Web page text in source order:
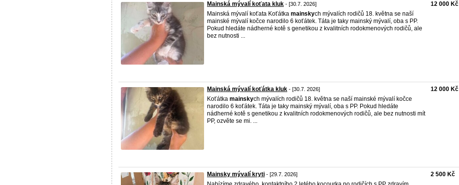
Mainská mývalí koťata kluk - [30.7. 2026]
Mainská mývalí koťata Koťátka mainskych mývalích rodičů 18. května se naší
mainské mývalí kočce narodilo 6 koťátek. Táta je taky mainský mývalí, oba s PP.
Pokud hledáte nádherné kotě s genetikou z kvalitních rodokmenových rodičů, ale
bez nutnosti ...
12 000 Kč
Mainská mývalí koťátka kluk - [30.7. 2026]
Koťátka mainskych mývalích rodičů 18. května se naší mainské mývalí kočce
narodilo 6 koťátek. Táta je taky mainský mývalí, oba s PP. Pokud hledáte
nádherné kotě s genetikou z kvalitních rodokmenových rodičů, ale bez nutnosti mít
PP, ozvěte se mi. ...
12 000 Kč
Mainsky mývalí kryti - [29.7. 2026] 2 500 Kč